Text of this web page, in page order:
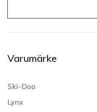
Varumärke
Ski-Doo
Lynx